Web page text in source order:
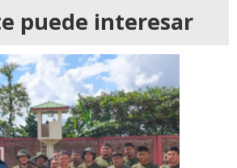
puede interesar